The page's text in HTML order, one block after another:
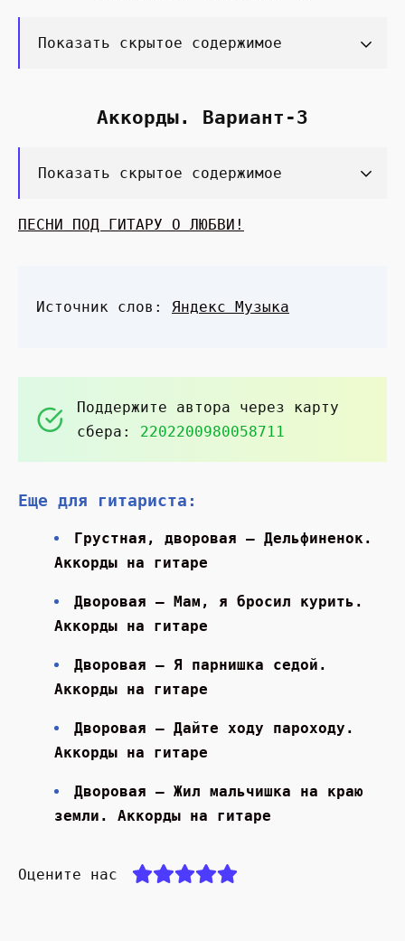
Показать скрытое содержимое
Аккорды. Вариант-3
Показать скрытое содержимое
ПЕСНИ ПОД ГИТАРУ О ЛЮБВИ!
Источник слов: Яндекс Музыка
Поддержите автора через карту
сбера: 2202200980058711
Еще для гитариста:
Грустная, дворовая — Дельфиненок.
Аккорды на гитаре
Дворовая — Мам, я бросил курить.
Аккорды на гитаре
Дворовая — Я парнишка седой.
Аккорды на гитаре
Дворовая — Дайте ходу пароходу.
Аккорды на гитаре
Дворовая — Жил мальчишка на краю
земли. Аккорды на гитаре
Оцените нас